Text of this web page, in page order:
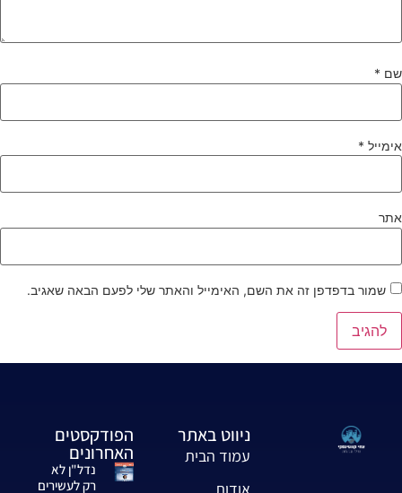
*
*
שמור בדפדפן זה את השם, האימייל והאתר שלי לפעם הבאה שאגיב.
ניווט באתר
עמוד הבית
אודות
הפודקסטים
האחרונים
נדל"ן לא
רק לעשירים